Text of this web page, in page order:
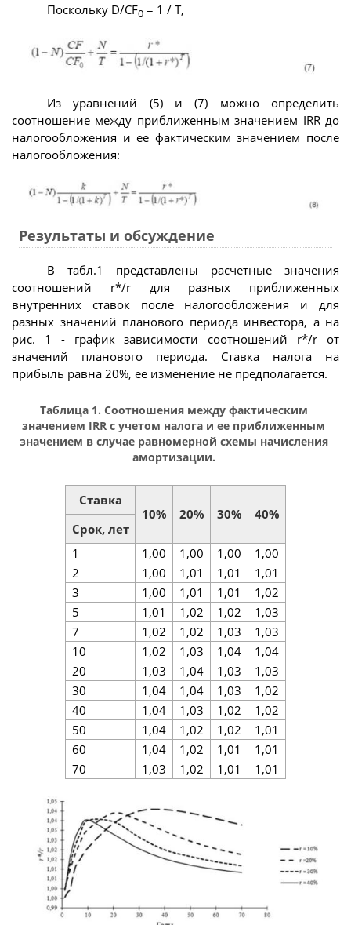
Поскольку D/CF0 = 1 / T,
Из уравнений (5) и (7) можно определить
соотношение между приближенным значением IRR до
налогообложения и ее фактическим значением после
налогообложения:
Результаты и обсуждение
В табл.1 представлены расчетные значения
соотношений r*/r для разных приближенных
внутренних ставок после налогообложения и для
разных значений планового периода инвестора, а на
рис. 1 - график зависимости соотношений r*/r от
значений планового периода. Ставка налога на
прибыль равна 20%, ее изменение не предполагается.
Таблица 1. Соотношения между фактическим
значением IRR с учетом налога и ее приближенным
значением в случае равномерной схемы начисления
амортизации.
Ставка
10%
20% 30%
40%
Срок, лет
1
1,00 1,00 1,00
1,00
2
1,00 1,01 1,01
1,01
3
1,00 1,01 1,01
1,02
5
1,01 1,02 1,02
1,03
7
1,02 1,02 1,03
1,03
10
1,02 1,03 1,04
1,04
20
1,03 1,04 1,03
1,03
30
1,04 1,04 1,03
1,02
40
1,04 1,03 1,02
1,02
50
1,04 1,02 1,02
1,01
60
1,04 1,02 1,01
1,01
70
1,03 1,02 1,01 1,01